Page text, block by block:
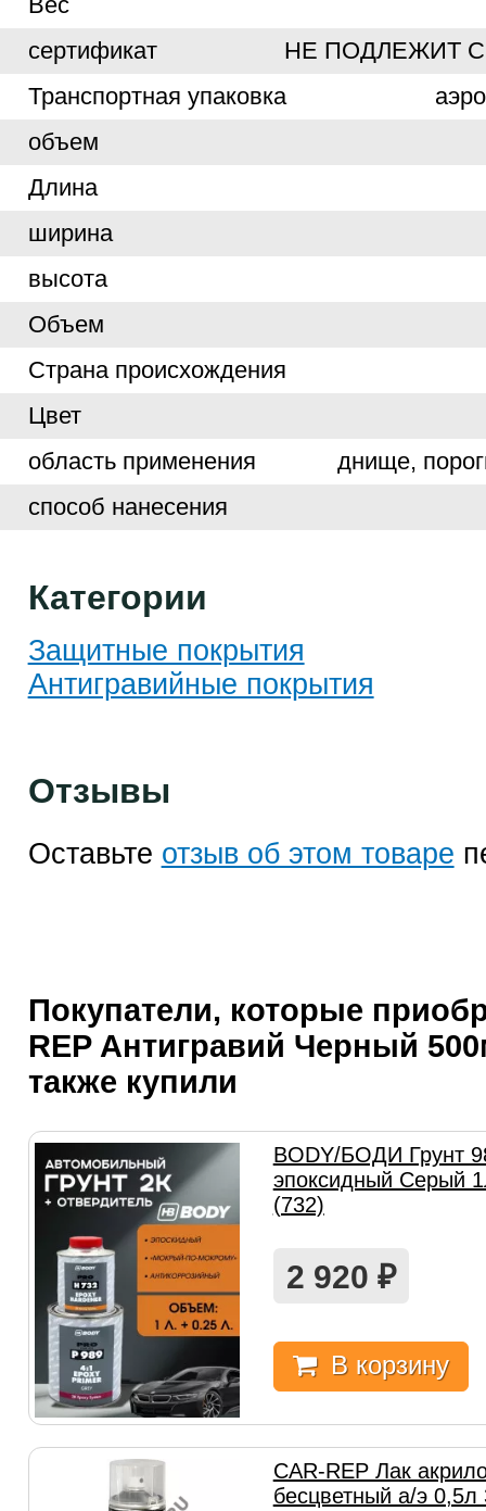
сертификат
НЕ ПОДЛЕЖИТ
Транспортная упаковка
объем
Длина
ширина
высота
Объем
Страна происхождения
Цвет
область применения
днище,
способ нанесения
Категории
Защитные покрытия
Антигравийные покрытия
Отзывы
Оставьте отзыв об этом товаре
Покупатели, которые
REP Антигравий Черный
также купили
BODY/БОДИ Грунт
эпоксидный Серый
(732)
2 920 ₽
В корзину
CAR-REP Лак
бесцветный а/э 0,5л